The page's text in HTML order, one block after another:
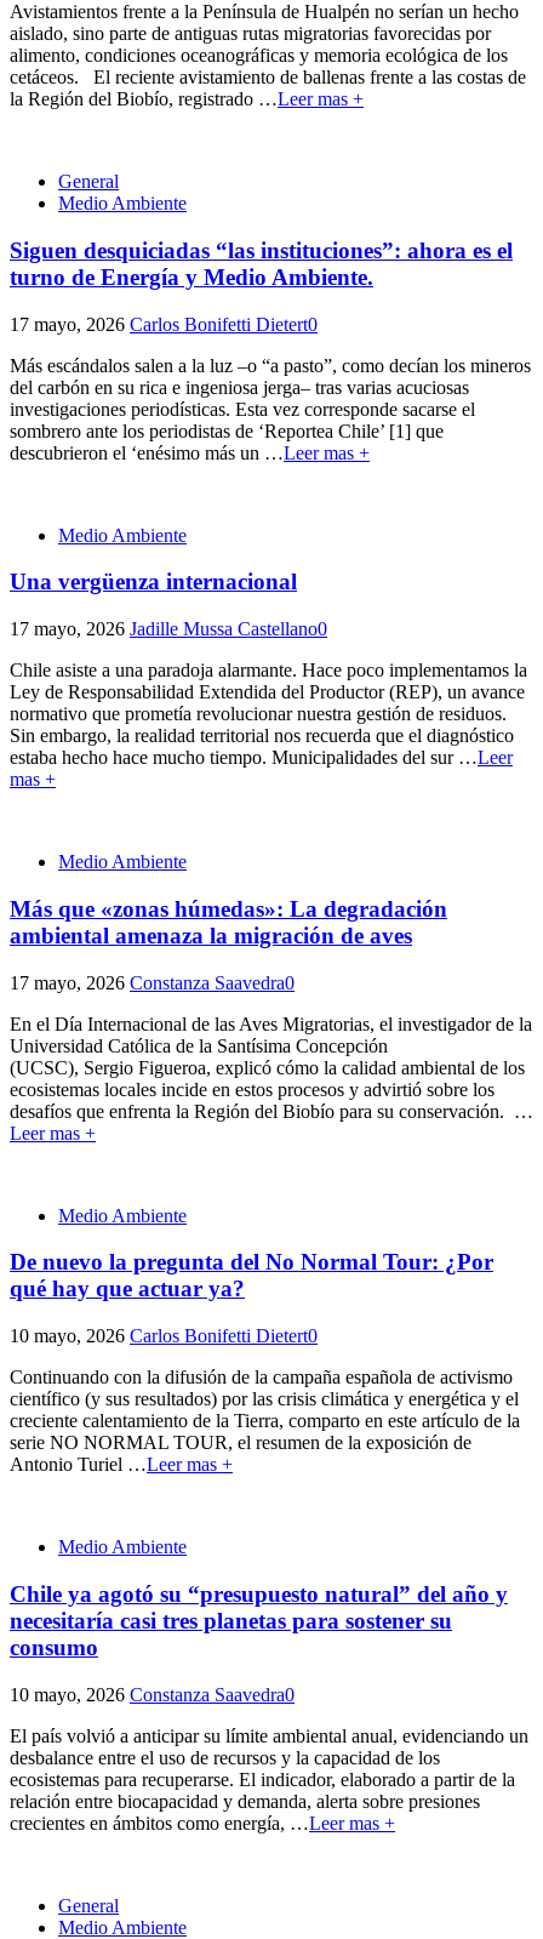
Avistamientos frente a la Península de Hualpén no serían un hecho
aislado, sino parte de antiguas rutas migratorias favorecidas por
alimento, condiciones oceanográficas y memoria ecológica de los
cetáceos. El reciente avistamiento de ballenas frente a las costas de
la Región del Biobío, registrado …Leer mas +
General
Medio Ambiente
Siguen desquiciadas “las instituciones”: ahora es el
turno de Energía y Medio Ambiente.
17 mayo, 2026 Carlos Bonifetti Dietert0
Más escándalos salen a la luz –o “a pasto”, como decían los mineros
del carbón en su rica e ingeniosa jerga– tras varias acuciosas
investigaciones periodísticas. Esta vez corresponde sacarse el
sombrero ante los periodistas de ‘Reportea Chile’ [1] que
descubrieron el ‘enésimo más un …Leer mas +
Medio Ambiente
Una vergüenza internacional
17 mayo, 2026 Jadille Mussa Castellano0
Chile asiste a una paradoja alarmante. Hace poco implementamos la
Ley de Responsabilidad Extendida del Productor (REP), un avance
normativo que prometía revolucionar nuestra gestión de residuos.
Sin embargo, la realidad territorial nos recuerda que el diagnóstico
estaba hecho hace mucho tiempo. Municipalidades del sur …Leer
mas +
Medio Ambiente
Más que «zonas húmedas»: La degradación
ambiental amenaza la migración de aves
17 mayo, 2026 Constanza Saavedra0
En el Día Internacional de las Aves Migratorias, el investigador de la
Universidad Católica de la Santísima Concepción
(UCSC), Sergio Figueroa, explicó cómo la calidad ambiental de los
ecosistemas locales incide en estos procesos y advirtió sobre los
desafíos que enfrenta la Región del Biobío para su conservación. …
Leer mas +
Medio Ambiente
De nuevo la pregunta del No Normal Tour: ¿Por
qué hay que actuar ya?
10 mayo, 2026 Carlos Bonifetti Dietert0
Continuando con la difusión de la campaña española de activismo
científico (y sus resultados) por las crisis climática y energética y el
creciente calentamiento de la Tierra, comparto en este artículo de la
serie NO NORMAL TOUR, el resumen de la exposición de
Antonio Turiel …Leer mas +
Medio Ambiente
Chile ya agotó su “presupuesto natural” del año y
necesitaría casi tres planetas para sostener su
consumo
10 mayo, 2026 Constanza Saavedra0
El país volvió a anticipar su límite ambiental anual, evidenciando un
desbalance entre el uso de recursos y la capacidad de los
ecosistemas para recuperarse. El indicador, elaborado a partir de la
relación entre biocapacidad y demanda, alerta sobre presiones
crecientes en ámbitos como energía, …Leer mas +
General
Medio Ambiente